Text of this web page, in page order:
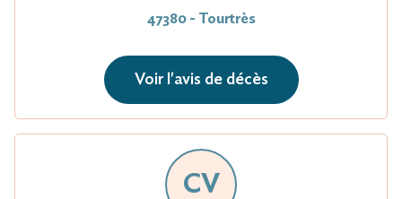
47380 - Tourtrès
Voir l'avis de décès
CV